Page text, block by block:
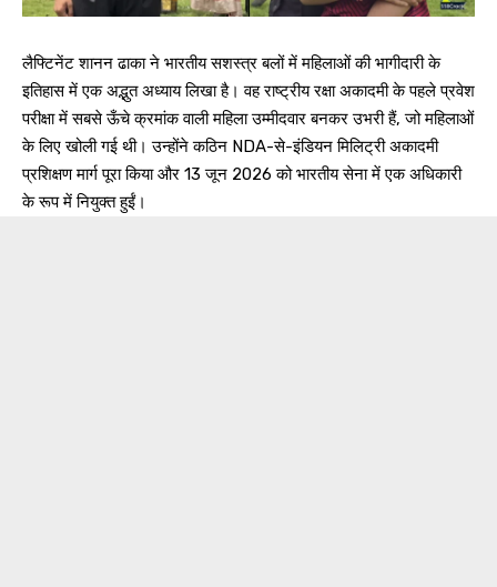
लैफ्टिनेंट शानन ढाका ने भारतीय सशस्त्र बलों में महिलाओं की भागीदारी के
इतिहास में एक अद्भुत अध्याय लिखा है। वह राष्ट्रीय रक्षा अकादमी के पहले प्रवेश
परीक्षा में सबसे ऊँचे क्रमांक वाली महिला उम्मीदवार बनकर उभरी हैं, जो महिलाओं
के लिए खोली गई थी। उन्होंने कठिन NDA-से-इंडियन मिलिट्री अकादमी
प्रशिक्षण मार्ग पूरा किया और 13 जून 2026 को भारतीय सेना में एक अधिकारी
के रूप में नियुक्त हुईं।